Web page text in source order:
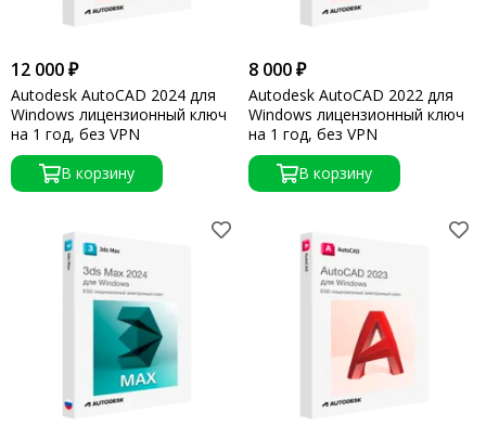
12 000 ₽
Autodesk AutoCAD 2024 для
Windows лицензионный ключ
на 1 год, без VPN
В корзину
8 000 ₽
Autodesk AutoCAD 2022 для
Windows лицензионный ключ
на 1 год, без VPN
В корзину